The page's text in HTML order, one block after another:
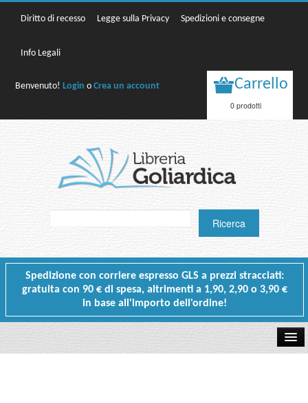
Diritto di recesso Legge sulla Privacy Spedizioni e consegne
Info Legali
Benvenuto!Login oCrea un account Carrello
0 prodotti
Spedizione con corriere espresso GLS a prezzi stracciati:
gratuita con 90 € di spesa, altrimenti a 1,90, 2,90 o 3,90 €
in base all'importo dell'ordine!